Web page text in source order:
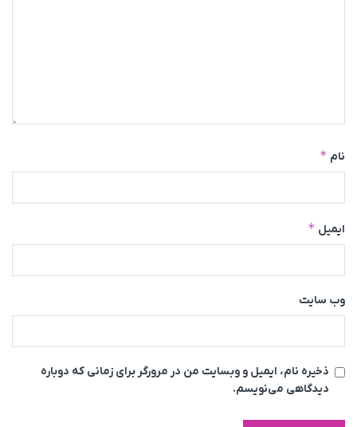
نام *
ایمیل *
وب‌ سایت
ذخیره نام، ایمیل و وبسایت من در مرورگر برای زمانی که دوباره
دیدگاهی می‌نویسم.